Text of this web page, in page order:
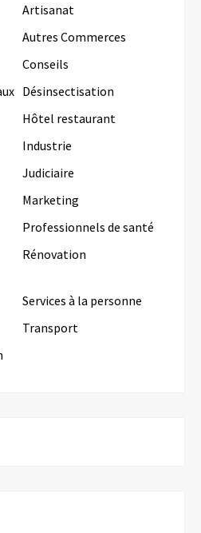
Artisanat
Autres Commerces
Conseils
Désinsectisation
Hôtel restaurant
Industrie
Judiciaire
Marketing
Professionnels de santé
Rénovation
Services à la personne
Transport